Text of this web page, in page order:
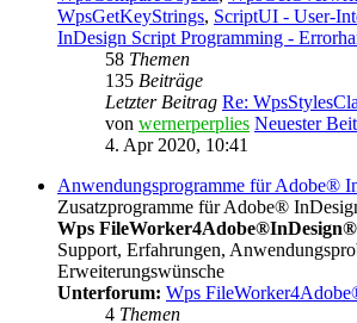
WpsGetKeyStrings, ScriptUI - User-
InDesign Script Programming -
58 Themen
135 Beiträge
Letzter Beitrag Re:
von wernerperplies Neuester
4. Apr 2020, 10:41
Anwendungsprogramme für Adobe®
Zusatzprogramme für Adobe®
Wps
Support, Erfahrungen,
Erweiterungswünsche
Unterforum: Wps
4 Themen